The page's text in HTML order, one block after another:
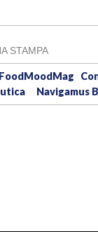
STAMPA
FoodMoodMag
Navigamus